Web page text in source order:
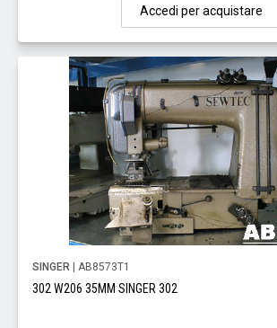
Accedi per acquistare
SINGER | AB8573T1
302 W206 35MM SINGER 302